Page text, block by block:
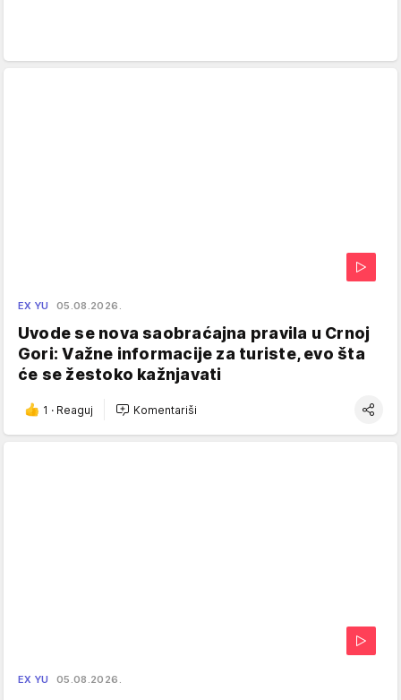
EX YU 05.08.2026.
Uvode se nova saobraćajna pravila u Crnoj
Gori: Važne informacije za turiste, evo šta
će se žestoko kažnjavati
1 · Reaguj Komentariši
EX YU 05.08.2026.